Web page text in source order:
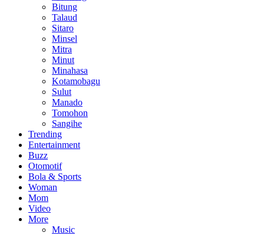
Bitung
Talaud
Sitaro
Minsel
Mitra
Minut
Minahasa
Kotamobagu
Sulut
Manado
Tomohon
Sangihe
Trending
Entertainment
Buzz
Otomotif
Bola & Sports
Woman
Mom
Video
More
Music